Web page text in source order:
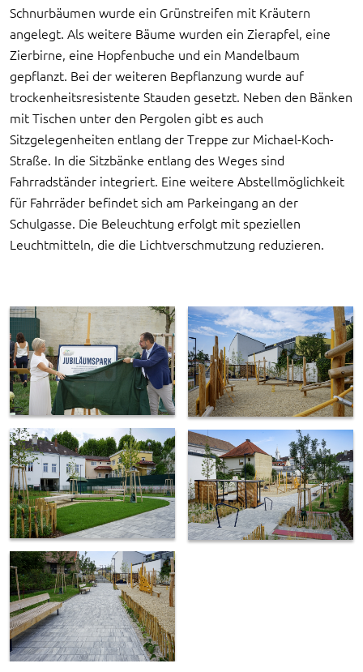
Schnurbäumen wurde ein Grünstreifen mit Kräutern
angelegt. Als weitere Bäume wurden ein Zierapfel, eine
Zierbirne, eine Hopfenbuche und ein Mandelbaum
gepflanzt. Bei der weiteren Bepflanzung wurde auf
trockenheitsresistente Stauden gesetzt. Neben den Bänken
mit Tischen unter den Pergolen gibt es auch
Sitzgelegenheiten entlang der Treppe zur Michael-Koch-
Straße. In die Sitzbänke entlang des Weges sind
Fahrradständer integriert. Eine weitere Abstellmöglichkeit
für Fahrräder befindet sich am Parkeingang an der
Schulgasse. Die Beleuchtung erfolgt mit speziellen
Leuchtmitteln, die die Lichtverschmutzung reduzieren.